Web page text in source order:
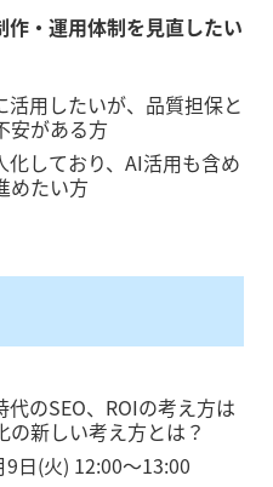
・運用体制を見直したい
活用したいが、品質担保と
安がある方
化しており、AI活用も含め
めたい方
のSEO、ROIの考え方は
新しい考え方とは？
日(火) 12:00～13:00